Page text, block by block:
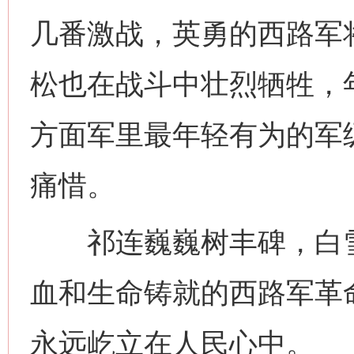
几番激战，英勇的西路
松也在战斗中壮烈牺牲，
方面军里最年轻有为的军
痛惜。
祁连巍巍树丰碑，白
血和生命铸就的西路军
永远屹立在人民心中。